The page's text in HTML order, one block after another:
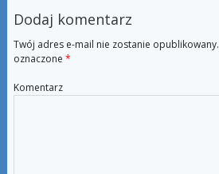
Dodaj komentarz
Twój adres e-mail nie zostanie opublikowany.
oznaczone *
Komentarz